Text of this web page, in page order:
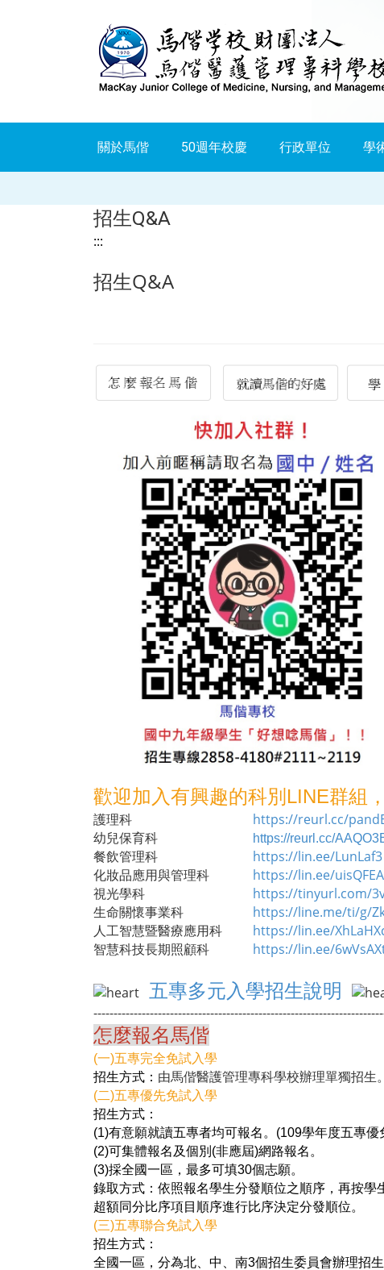
容
關於馬偕 50週年校慶 行政單位 學
招生Q&A
:::
招生Q&A
歡迎加入有興趣的科別LINE群組
護理科 https://reurl.cc/
幼兒保育科
https://reurl.cc/
餐飲管理科
https://lin.ee/LunLaf3
化妝品應用與管理科 https://lin.ee/uisQFEA
視光學科 https://tinyurl.com/
生命關懷事業科 https://line.me/ti/g/
人工智慧暨醫療應用科 https://lin.ee/
智慧科技長期照顧科 https://lin.ee/
五專多元入學招生說明
怎麼報名馬偕
(一)五專完全免試入學
招生方式： 由馬偕醫護管理專科學校辦理單獨招生。
(二)五專優先免試入學
招生方式：
(1)有意願就讀五專者均可報名。(109學年度五專
(2)可集體報名及個別(非應屆)網路報名。
(3)採全國一區，最多可填30個志願。
錄取方式：依照報名學生分發順位之順序，再按
超額同分比序項目順序進行比序決定分發順位。
(三)五專聯合免試入學
招生方式：
全國一區，分為北、中、南3個招生委員會辦理招